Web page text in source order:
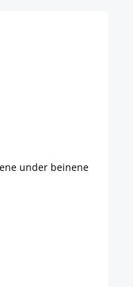
under beinene